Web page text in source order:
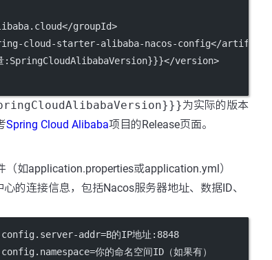
groupId>
cloud-starter-alibaba-nacos-config</artifactId
:SpringCloudAlibabaVersion}}}</version>
为实际的版本
Spring Cloud Alibaba项目的Release页面。
（如application.properties或application.yml）
的连接信息，包括Nacos服务器地址、数据ID、
addr=B的IP地址:8848
=你的命名空间ID（如果有）